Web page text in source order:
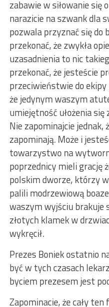
zabawie w siłowanie się
narazicie na szwank dla
pozwala przyznać się do
przekonać, że zwykła
uzasadnienia to nic
przekonać, że jesteście
przeciwieństwie do
że jedynym waszym
umiejętność ułożenia
Nie zapominajcie jednak,
zapominają. Może i
towarzystwo na
poprzednicy mieli grację
polskim dworze, którzy
palili modrzewiową
waszym wyjściu brakuje
złotych klamek w
wykręcił.
Prezes Boniek ostatnio
być w tych czasach
byciem prezesem jest
Zapominacie, że cały